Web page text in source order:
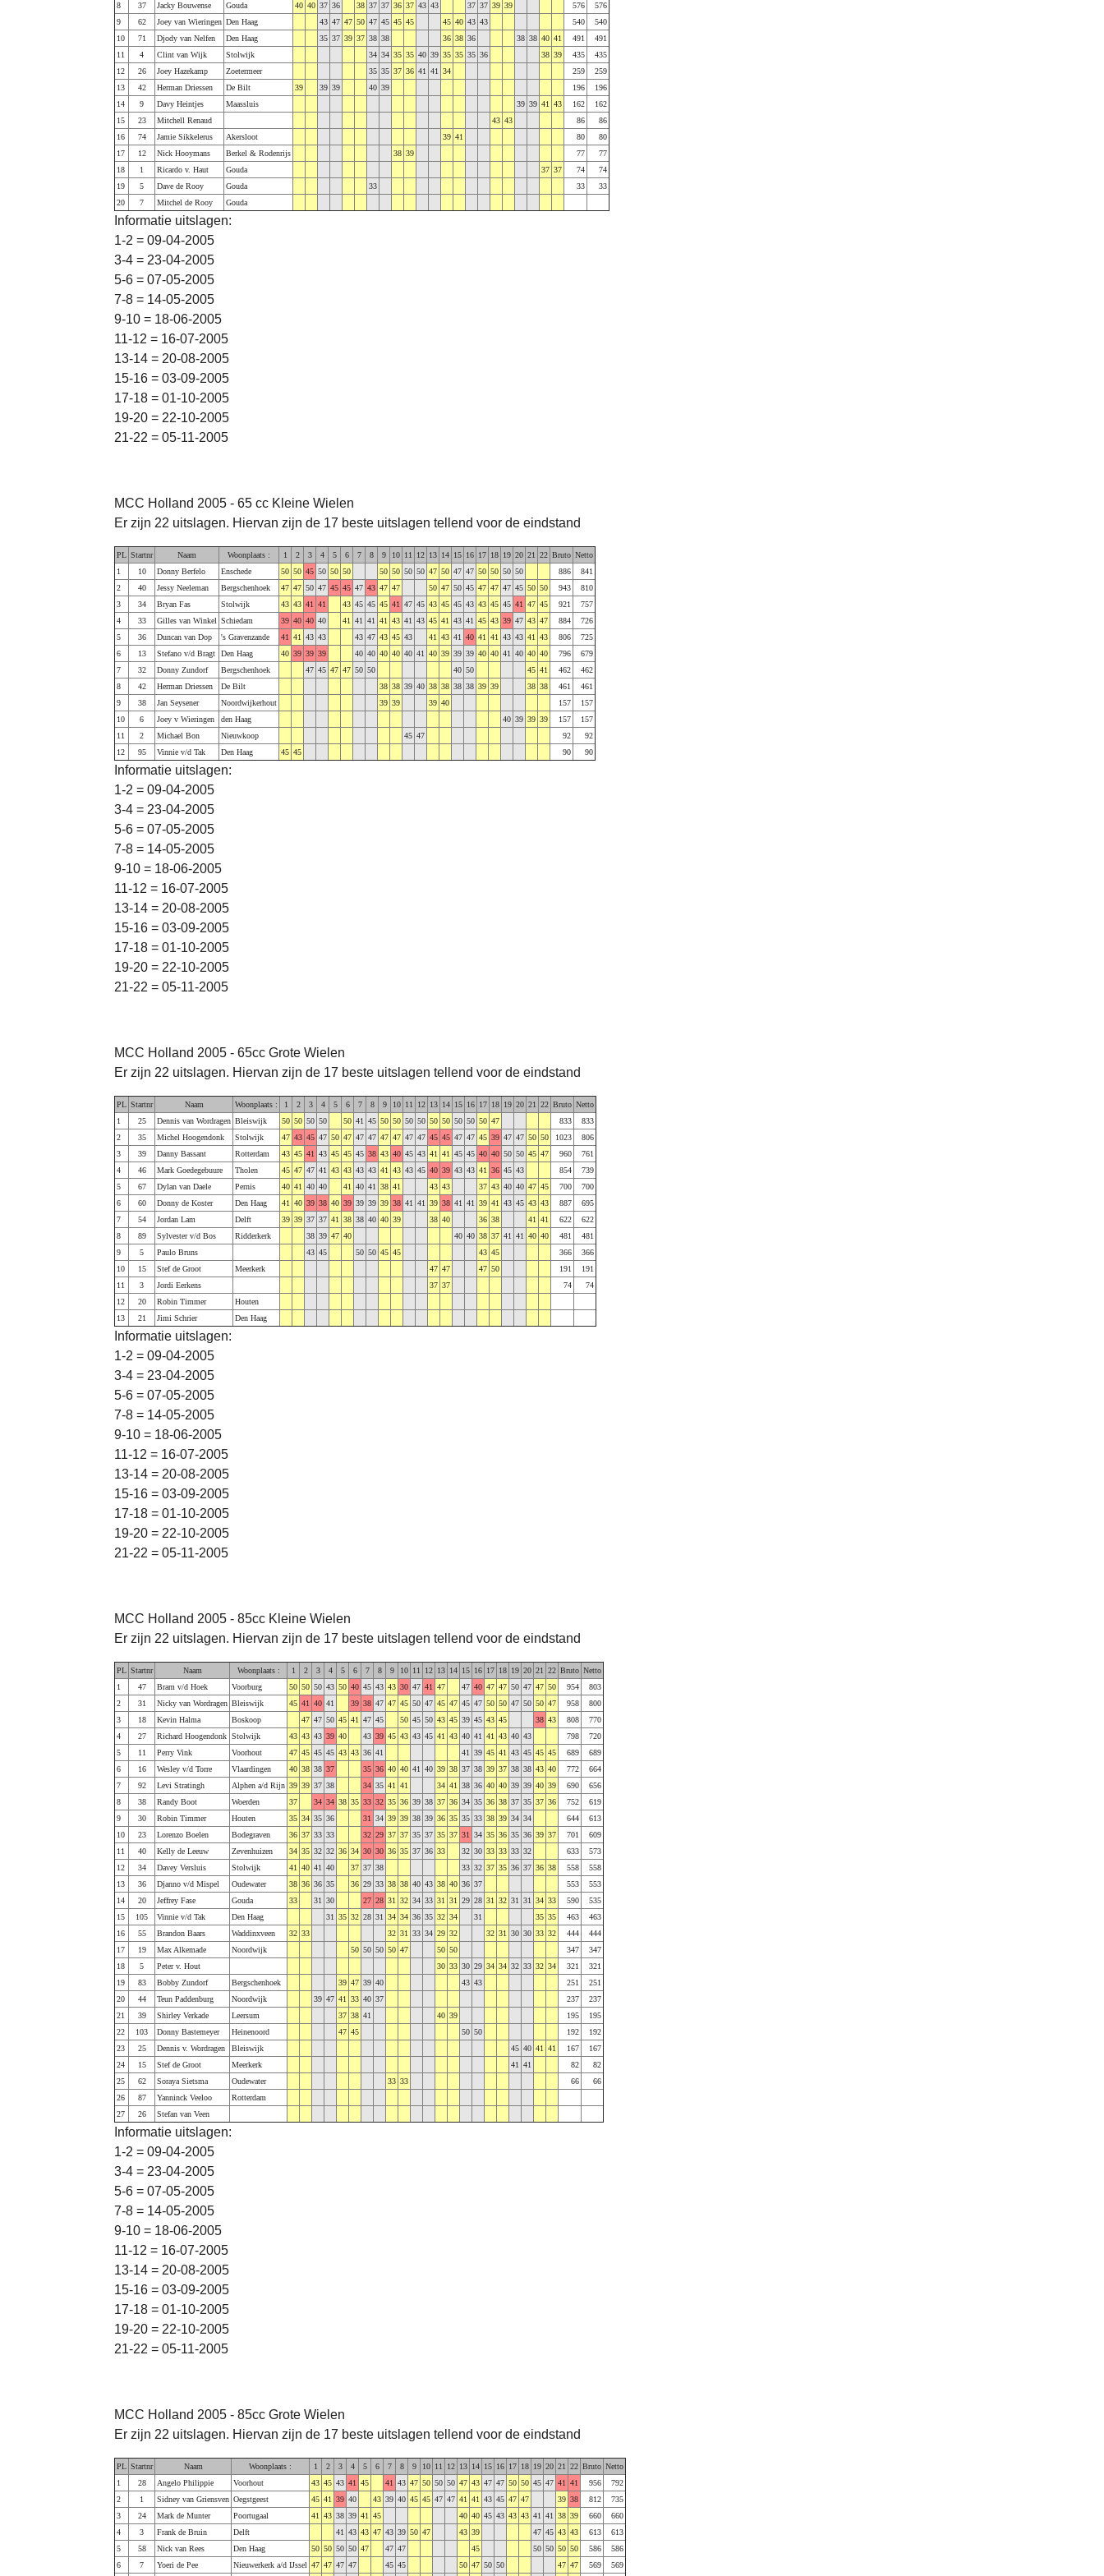
8
37 Jacky Bouwense Gouda 40 40 37 36 38 37 37 36 37 43 43 37 37 39 39 576
576
9
62 Joey van Wieringen Den Haag 43 47 47 50 47 45 45 45 45 40 43 43 540
540
10
71 Djody van Nelfen Den Haag 35 37 39 37 38 38 36 38 36 38 38 40 41 491
491
11
4 Clint van Wijk Stolwijk 34 34 35 35 40 39 35 35 35 36 38 39 435
435
12
26 Joey Hazekamp Zoetermeer 35 35 37 36 41 41 34 259
259
13
42 Herman Driessen De Bilt 39 39 39 40 39 196
196
14
9 Davy Heintjes Maassluis 39 39 41 43 162
162
15
23 Mitchell Renaud 43 43 86
86
16
74 Jamie Sikkelerus Akersloot 39 41 80
80
17
12 Nick Hooymans Berkel & Rodenrijs 38 39 77
77
18
1 Ricardo v. Haut Gouda 37 37 74
74
19
5 Dave de Rooy Gouda 33 33
33
20
7 Mitchel de Rooy Gouda
Informatie uitslagen:
1-2 = 09-04-2005
3-4 = 23-04-2005
5-6 = 07-05-2005
7-8 = 14-05-2005
9-10 = 18-06-2005
11-12 = 16-07-2005
13-14 = 20-08-2005
15-16 = 03-09-2005
17-18 = 01-10-2005
19-20 = 22-10-2005
21-22 = 05-11-2005
MCC Holland 2005 - 65 cc Kleine Wielen
Er zijn 22 uitslagen. Hiervan zijn de 17 beste uitslagen tellend voor de eindstand
PL Startnr Naam Woonplaats : 1 2 3 4 5 6 7 8 9 10 11 12 13 14 15 16 17 18 19 20 21 22 Bruto Netto
1
10 Donny Berfelo Enschede 50 50 45 50 50 50 50 50 50 50 47 50 47 47 50 50 50 50 886
841
2
40 Jessy Neeleman Bergschenhoek 47 47 50 47 45 45 47 43 47 47 50 47 50 45 47 47 47 45 50 50 943
810
3
34 Bryan Fas Stolwijk 43 43 41 41 43 45 45 45 41 47 45 43 45 45 43 43 45 45 41 47 45 921
757
4
33 Gilles van Winkel Schiedam 39 40 40 40 41 41 41 41 43 41 43 45 41 43 41 45 43 39 47 43 47 884
726
5
36 Duncan van Dop 's Gravenzande 41 41 43 43 43 47 43 45 43 41 43 41 40 41 41 43 43 41 43 806
725
6
13 Stefano v/d Bragt Den Haag 40 39 39 39 40 40 40 40 40 41 40 39 39 39 40 40 41 40 40 40 796
679
7
32 Donny Zundorf Bergschenhoek 47 45 47 47 50 50 40 50 45 41 462
462
8
42 Herman Driessen De Bilt 38 38 39 40 38 38 38 38 39 39 38 38 461
461
9
38 Jan Seysener Noordwijkerhout 39 39 39 40 157
157
10
6 Joey v Wieringen den Haag 40 39 39 39 157
157
11
2 Michael Bon Nieuwkoop 45 47 92
92
12
95 Vinnie v/d Tak Den Haag 45 45 90 90
Informatie uitslagen:
1-2 = 09-04-2005
3-4 = 23-04-2005
5-6 = 07-05-2005
7-8 = 14-05-2005
9-10 = 18-06-2005
11-12 = 16-07-2005
13-14 = 20-08-2005
15-16 = 03-09-2005
17-18 = 01-10-2005
19-20 = 22-10-2005
21-22 = 05-11-2005
MCC Holland 2005 - 65cc Grote Wielen
Er zijn 22 uitslagen. Hiervan zijn de 17 beste uitslagen tellend voor de eindstand
PL Startnr Naam Woonplaats : 1 2 3 4 5 6 7 8 9 10 11 12 13 14 15 16 17 18 19 20 21 22 Bruto Netto
1
25 Dennis van Wordragen Bleiswijk 50 50 50 50 50 41 45 50 50 50 50 50 50 50 50 50 47 833
833
2
35 Michel Hoogendonk Stolwijk 47 43 45 47 50 47 47 47 47 47 47 47 45 45 47 47 45 39 47 47 50 50 1023
806
3
39 Danny Bassant Rotterdam 43 45 41 43 45 45 45 38 43 40 45 43 41 41 45 45 40 40 50 50 45 47 960
761
4
46 Mark Goedegebuure Tholen 45 47 47 41 43 43 43 43 41 43 43 45 40 39 43 43 41 36 45 43 854
739
5
67 Dylan van Daele Pernis 40 41 40 40 41 40 41 38 41 43 43 37 43 40 40 47 45 700
700
6
60 Donny de Koster Den Haag 41 40 39 38 40 39 39 39 39 38 41 41 39 38 41 41 39 41 43 45 43 43 887
695
7
54 Jordan Lam Delft 39 39 37 37 41 38 38 40 40 39 38 40 36 38 41 41 622
622
8
89 Sylvester v/d Bos Ridderkerk 38 39 47 40 40 40 38 37 41 41 40 40 481
481
9
5 Paulo Bruns 43 45 50 50 45 45 43 45 366
366
10
15 Stef de Groot Meerkerk 47 47 47 50 191
191
11
3 Jordi Eerkens 37 37 74
74
12
20 Robin Timmer
Houten
13
21 Jimi Schrier Den Haag
Informatie uitslagen:
1-2 = 09-04-2005
3-4 = 23-04-2005
5-6 = 07-05-2005
7-8 = 14-05-2005
9-10 = 18-06-2005
11-12 = 16-07-2005
13-14 = 20-08-2005
15-16 = 03-09-2005
17-18 = 01-10-2005
19-20 = 22-10-2005
21-22 = 05-11-2005
MCC Holland 2005 - 85cc Kleine Wielen
Er zijn 22 uitslagen. Hiervan zijn de 17 beste uitslagen tellend voor de eindstand
PL Startnr Naam Woonplaats : 1 2 3 4 5 6 7 8 9 10 11 12 13 14 15 16 17 18 19 20 21 22 Bruto Netto
1
47 Bram v/d Hoek Voorburg 50 50 50 43 50 40 45 43 43 30 47 41 47 47 40 47 47 50 47 47 50 954
803
2
31 Nicky van Wordragen Bleiswijk 45 41 40 41 39 38 47 47 45 50 47 45 47 45 47 50 50 47 50 50 47 958
800
3
18 Kevin Halma Boskoop 47 47 50 45 41 47 45 50 45 50 43 45 39 45 43 45 38 43 808
770
4
27 Richard Hoogendonk Stolwijk 43 43 43 39 40 43 39 45 43 43 45 41 43 40 41 41 43 40 43 798
720
5
11 Perry Vink Voorhout 47 45 45 45 43 43 36 41 41 39 45 41 43 45 45 45 689
689
6
16 Wesley v/d Torre Vlaardingen 40 38 38 37 35 36 40 40 41 40 39 38 37 38 39 37 38 38 43 40 772
664
7
92 Levi Stratingh Alphen a/d Rijn 39 39 37 38 34 35 41 41 34 41 38 36 40 40 39 39 40 39 690
656
8
38 Randy Boot Woerden 37 34 34 38 35 33 32 35 36 39 38 37 36 34 35 36 38 37 35 37 36 752
619
9
30 Robin Timmer Houten 35 34 35 36 31 34 39 39 38 39 36 35 35 33 38 39 34 34 644
613
10
23 Lorenzo Boelen Bodegraven 36 37 33 33 32 29 37 37 35 37 35 37 31 34 35 36 35 36 39 37 701
609
11
40 Kelly de Leeuw Zevenhuizen 34 35 32 32 36 34 30 30 36 35 37 36 33 32 30 33 33 33 32 633
573
12
34 Davey Versluis Stolwijk 41 40 41 40 37 37 38 33 32 37 35 36 37 36 38 558
558
13
36 Djanno v/d Mispel Oudewater 38 36 36 35 36 29 33 38 38 40 43 38 40 36 37 553
553
14
20 Jeffrey Fase Gouda 33 31 30 27 28 31 32 34 33 31 31 29 28 31 32 31 31 34 33 590
535
15
105 Vinnie v/d Tak Den Haag 31 35 32 28 31 34 34 36 35 32 34 31 35 35 463
463
16
55 Brandon Baars Waddinxveen 32 33 32 31 33 34 29 32 32 31 30 30 33 32 444
444
17
19 Max Alkemade Noordwijk 50 50 50 50 47 50 50 347
347
18
5 Peter v. Hout 30 33 30 29 34 34 32 33 32 34 321
321
19
83 Bobby Zundorf Bergschenhoek 39 47 39 40 43 43 251
251
20
44 Teun Paddenburg Noordwijk 39 47 41 33 40 37 237
237
21
39 Shirley Verkade Leersum 37 38 41 40 39 195
195
22
103 Donny Bastemeyer Heinenoord 47 45 50 50 192
192
23
25 Dennis v. Wordragen Bleiswijk 45 40 41 41 167
167
24
15 Stef de Groot Meerkerk 41 41 82
82
25
62 Soraya Sietsma Oudewater 33 33 66
66
26
87 Yanninck Veeloo
Rotterdam
27
26 Stefan van Veen
Informatie uitslagen:
1-2 = 09-04-2005
3-4 = 23-04-2005
5-6 = 07-05-2005
7-8 = 14-05-2005
9-10 = 18-06-2005
11-12 = 16-07-2005
13-14 = 20-08-2005
15-16 = 03-09-2005
17-18 = 01-10-2005
19-20 = 22-10-2005
21-22 = 05-11-2005
MCC Holland 2005 - 85cc Grote Wielen
Er zijn 22 uitslagen. Hiervan zijn de 17 beste uitslagen tellend voor de eindstand
PL Startnr Naam Woonplaats : 1 2 3 4 5 6 7 8 9 10 11 12 13 14 15 16 17 18 19 20 21 22 Bruto Netto
1
28 Angelo Philippie Voorhout 43 45 43 41 45 41 43 47 50 50 50 47 43 47 47 50 50 45 47 41 41 956
792
2
1 Sidney van Griensven Oegstgeest 45 41 39 40 43 39 40 45 45 47 47 41 41 43 45 47 47 39 38 812
735
3
24 Mark de Munter Poortugaal 41 43 38 39 41 45 40 40 45 43 43 43 41 41 38 39 660
660
4
3 Frank de Bruin Delft 41 43 43 47 43 39 50 47 43 39 47 45 43 43 613
613
5
58 Nick van Rees Den Haag 50 50 50 50 47 47 47 45 50 50 50 50 586
586
6
7 Yoeri de Pee Nieuwerkerk a/d IJssel 47 47 47 47 45 45 50 47 50 50 47 47 569 569